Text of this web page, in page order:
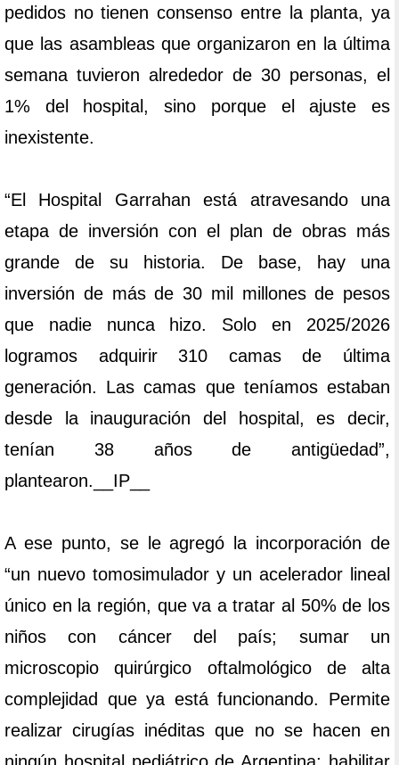
pedidos no tienen consenso entre la planta, ya
que las asambleas que organizaron en la última
semana tuvieron alrededor de 30 personas, el
1% del hospital, sino porque el ajuste es
inexistente.
“El Hospital Garrahan está atravesando una
etapa de inversión con el plan de obras más
grande de su historia. De base, hay una
inversión de más de 30 mil millones de pesos
que nadie nunca hizo. Solo en 2025/2026
logramos adquirir 310 camas de última
generación. Las camas que teníamos estaban
desde la inauguración del hospital, es decir,
tenían 38 años de antigüedad”,
plantearon.__IP__
A ese punto, se le agregó la incorporación de
“un nuevo tomosimulador y un acelerador lineal
único en la región, que va a tratar al 50% de los
niños con cáncer del país; sumar un
microscopio quirúrgico oftalmológico de alta
complejidad que ya está funcionando. Permite
realizar cirugías inéditas que no se hacen en